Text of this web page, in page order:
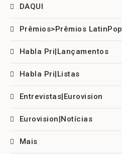
DAQUI
Prêmios>Prêmios LatinPop
Habla Pri|Lançamentos
Habla Pri|Listas
Entrevistas|Eurovision
Eurovision|Notícias
Mais